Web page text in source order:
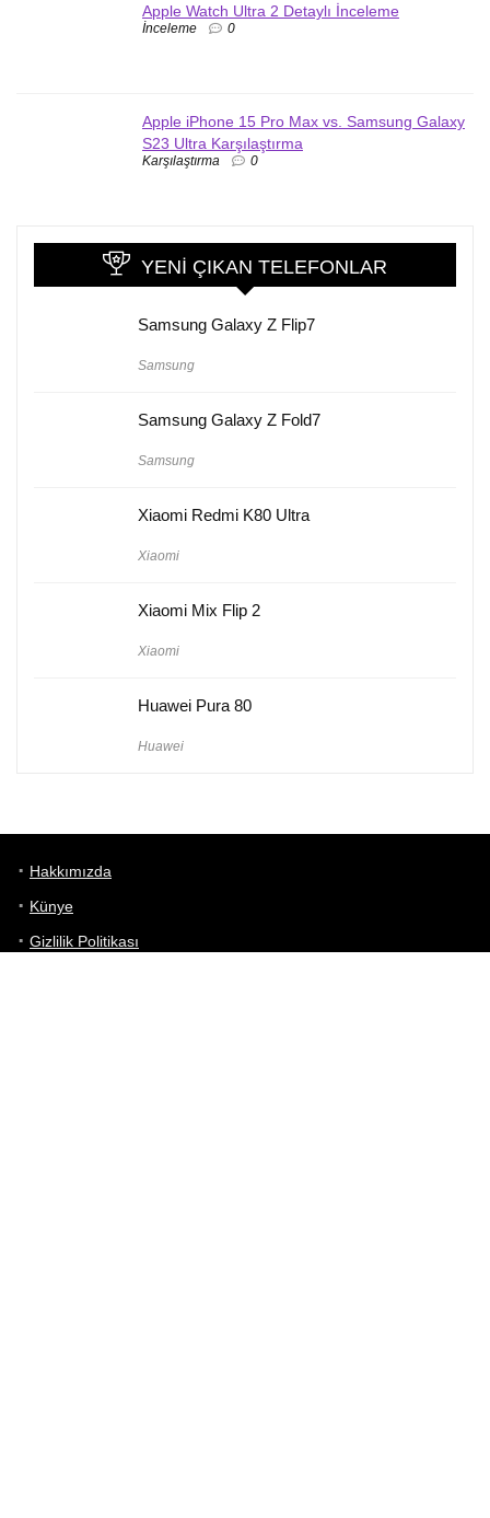
Apple Watch Ultra 2 Detaylı İnceleme
İnceleme 0
Apple iPhone 15 Pro Max vs. Samsung Galaxy
S23 Ultra Karşılaştırma
Karşılaştırma 0
YENI ÇIKAN TELEFONLAR
Samsung Galaxy Z Flip7
Samsung
Samsung Galaxy Z Fold7
Samsung
Xiaomi Redmi K80 Ultra
Xiaomi
Xiaomi Mix Flip 2
Xiaomi
Huawei Pura 80
Huawei
Hakkımızda
Künye
Gizlilik Politikası